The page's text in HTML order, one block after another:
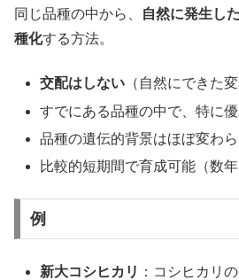
同じ品種の中から、
自然に発生し
種化する方法。
交配はしない （自然にできた
すでにある品種の中で、特に
品種の遺伝的背景はほぼ変わ
比較的短期間で育成可能（数年
例
新大コシヒカリ ：コシヒカリ